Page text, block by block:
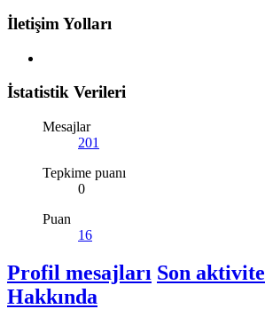
İletişim Yolları
İstatistik Verileri
Mesajlar
201
Tepkime puanı
0
Puan
16
Profil mesajları Son aktivite
Hakkında